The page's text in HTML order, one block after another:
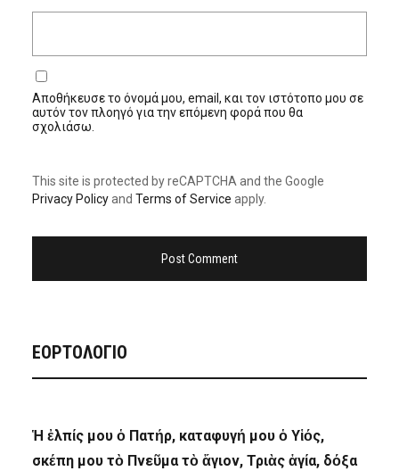
Αποθήκευσε το όνομά μου, email, και τον ιστότοπο μου σε
αυτόν τον πλοηγό για την επόμενη φορά που θα
σχολιάσω.
This site is protected by reCAPTCHA and the Google
Privacy Policyand Terms of Service apply.
ΕΟΡΤΟΛΟΓΙΟ
Ἡ ἐλπίς μου ὁ Πατήρ, καταφυγή μου ὁ Υἱός,
σκέπη μου τὸ Πνεῦμα τὸ ἅγιον, Τριὰς ἁγία, δόξα